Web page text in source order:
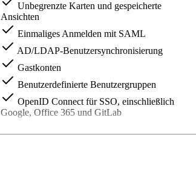
Unbegrenzte Karten und gespeicherte
Ansichten
Einmaliges Anmelden mit SAML
AD/LDAP-Benutzersynchronisierung
Gastkonten
Benutzerdefinierte Benutzergruppen
OpenID Connect für SSO, einschließlich
Google, Office 365 und GitLab